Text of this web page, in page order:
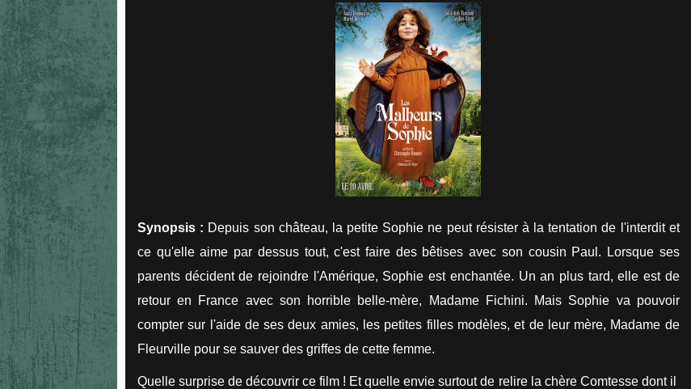
Synopsis : Depuis son château, la petite Sophie ne peut résister à la tentation de l'interdit et
ce qu'elle aime par dessus tout, c'est faire des bêtises avec son cousin Paul. Lorsque ses
parents décident de rejoindre l'Amérique, Sophie est enchantée. Un an plus tard, elle est de
retour en France avec son horrible belle-mère, Madame Fichini. Mais Sophie va pouvoir
compter sur l'aide de ses deux amies, les petites filles modèles, et de leur mère, Madame de
Fleurville pour se sauver des griffes de cette femme.
Quelle surprise de découvrir ce film ! Et quelle envie surtout de relire la chère Comtesse dont il